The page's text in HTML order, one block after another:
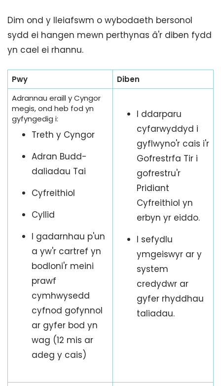
Dim ond y lleiafswm o wybodaeth bersonol
sydd ei hangen mewn perthynas â'r diben fydd
yn cael ei rhannu.
Pwy
Diben
Adrannau eraill y Cyngor
megis, ond heb fod yn
gyfyngedig i:
Treth y Cyngor
Adran Budd-
daliadau Tai
Cyfreithiol
Cyllid
I gadarnhau p'un
a yw'r cartref yn
bodloni'r meini
prawf
cymhwysedd
cyfnod gofynnol
ar gyfer bod yn
wag (12 mis ar
adeg y cais)
I ddarparu
cyfarwyddyd i
gyflwyno'r cais i'r
Gofrestrfa Tir i
gofrestru'r
Pridiant
Cyfreithiol yn
erbyn yr eiddo.
I sefydlu
ymgeiswyr ar y
system
credydwr ar
gyfer rhyddhau
taliadau.